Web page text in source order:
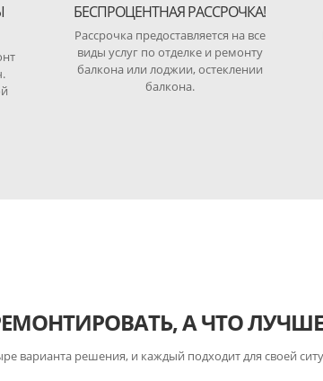
БЕСПРОЦЕНТНАЯ РАССРОЧКА!
Рассрочка предоставляется на все
виды услуг по отделке и ремонту
балкона или лоджии, остеклении
балкона.
А ЧТО
варианта решения, и каждый подходит для своей